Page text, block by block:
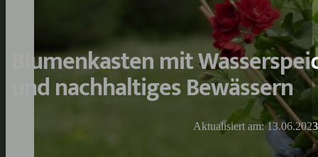
Blumenkasten mit
und nachhaltiges Bewässern
Aktualisiert am: 13.06.2023